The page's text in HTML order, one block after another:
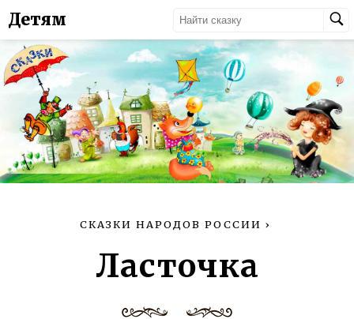
Детям
СКАЗКИ НАРОДОВ РОССИИ ›
Ласточка